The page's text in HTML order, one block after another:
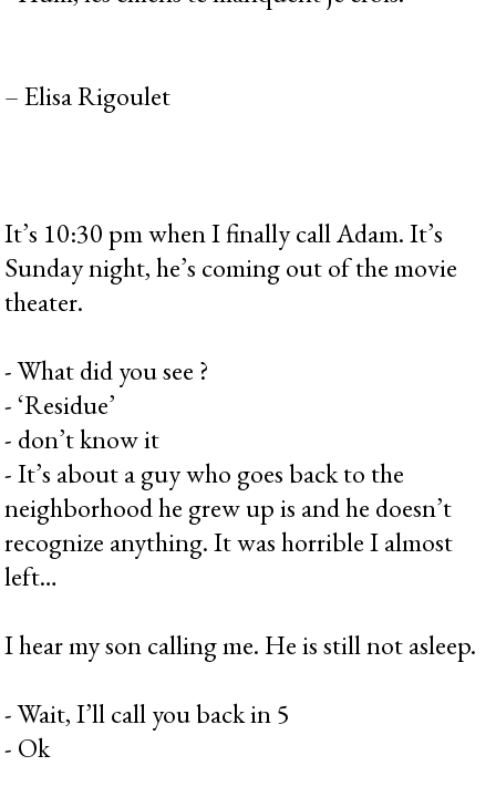
– Elisa Rigoulet
It’s 10:30 pm when I finally call Adam. It’s
Sunday night, he’s coming out of the movie
theater.
- What did you see ?
- ‘Residue’
- don’t know it
- It’s about a guy who goes back to the
neighborhood he grew up is and he doesn’t
recognize anything. It was horrible I almost
left…
I hear my son calling me. He is still not asleep.
- Wait, I’ll call you back in 5
- Ok